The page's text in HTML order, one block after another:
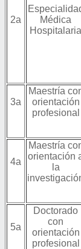
2a
Médica
Hospitalaria
3a
Maestría
orientación
profesional
4a
Maestría
orientación
la
5a
Doctorado
con
orientación
profesional